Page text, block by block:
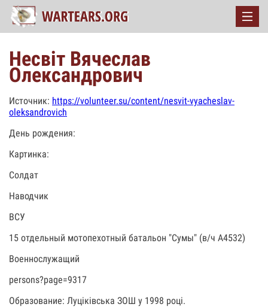
Несвіт Вячеслав
Олександрович
Источник: https://volunteer.su/content/nesvit-vyacheslav-
oleksandrovich
День рождения:
Картинка:
Солдат
Наводчик
ВСУ
15 отдельный мотопехотный батальон "Сумы" (в/ч А4532)
Военнослужащий
persons?page=9317
Образование: Луціківська ЗОШ у 1998 році.